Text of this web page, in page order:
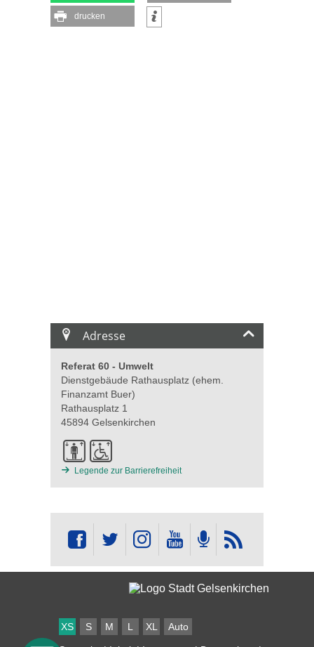
drucken
Adresse
Referat 60 - Umwelt
Dienstgebäude Rathausplatz (ehem.
Finanzamt Buer)
Rathausplatz 1
45894 Gelsenkirchen
Legende zur Barrierefreiheit
XS S M L XL Auto